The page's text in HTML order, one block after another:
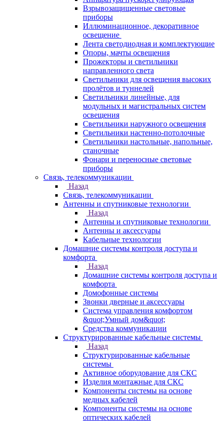
Взрывозащищенные световые
приборы
Иллюминационное, декоративное
освещение
Лента светодиодная и комплектующие
Опоры, мачты освещения
Прожекторы и светильники
направленного света
Светильники для освещения высоких
пролётов и туннелей
Светильники линейные, для
модульных и магистральных систем
освещения
Светильники наружного освещения
Светильники настенно-потолочные
Светильники настольные, напольные,
станочные
Фонари и переносные световые
приборы
Связь, телекоммуникации
Назад
Связь, телекоммуникации
Антенны и спутниковые технологии
Назад
Антенны и спутниковые технологии
Антенны и аксессуары
Кабельные технологии
Домашние системы контроля доступа и
комфорта
Назад
Домашние системы контроля доступа и
комфорта
Домофонные системы
Звонки дверные и аксессуары
Система управления комфортом
&quot;Умный дом&quot;
Средства коммуникации
Структурированные кабельные системы
Назад
Структурированные кабельные
системы
Активное оборудование для СКС
Изделия монтажные для СКС
Компоненты системы на основе
медных кабелей
Компоненты системы на основе
оптических кабелей